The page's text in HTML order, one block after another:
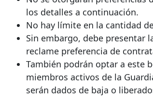
los detalles a continuación.
No hay límite en la cantidad
Sin embargo, debe presentar
reclame preferencia de
También podrán optar a este
miembros activos de la
serán dados de baja o